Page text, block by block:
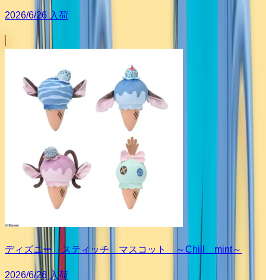
2026/6/26 入荷
ディズニー スティッチ マスコット ～Chill mint～
2026/6/26 入荷